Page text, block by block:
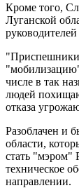
Кроме того,
Луганской
"Приспешники
числе в так
людей
отказа
Разоблачен и
области,
стать "мэром"
техническое
направлении.